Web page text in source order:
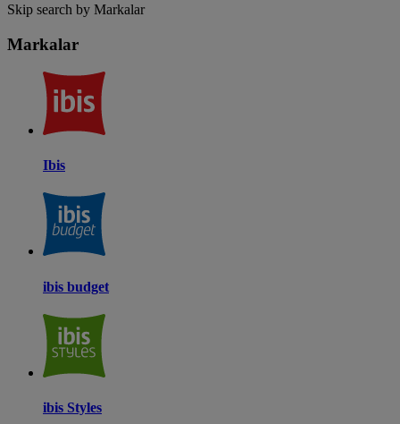
Skip search by Markalar
Markalar
Ibis
ibis budget
ibis Styles